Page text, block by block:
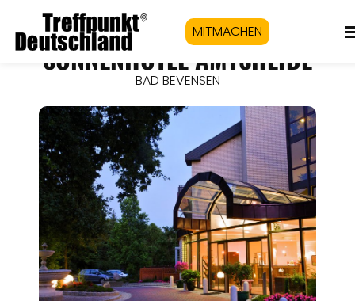
MITMACHEN
SONNENHOTEL AMTSHEIDE
BAD BEVENSEN